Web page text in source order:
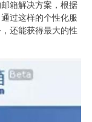
箱解决方案，根据
过这样的个性化服
还能获得最大的性